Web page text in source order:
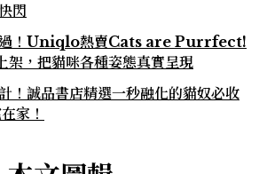
閃
過！Uniqlo熱賣Cats are Purrfect!
，把貓咪各種姿態真實呈現
！誠品書店精選一秒融化的貓奴必收
家！